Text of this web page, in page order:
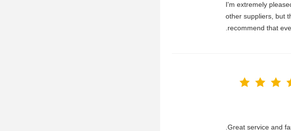
I'm extremely
other suppliers, but
recommend that
Great service and